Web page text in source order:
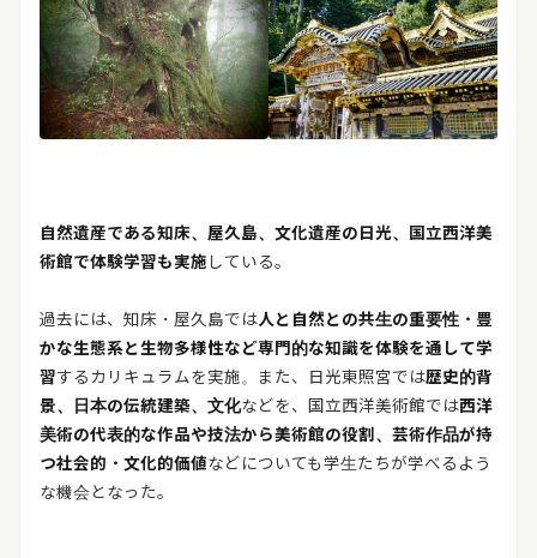
自然遺産である知床、屋久島、文化遺産の日光、国立西洋美
術館で体験学習も実施 している。
過去には、知床・屋久島では人と自然との共生の重要性・豊
かな生態系と生物多様性など専門的な知識を体験を通して学
習するカリキュラムを実施。また、日光東照宮では歴史的背
景、日本の伝統建築、文化などを、国立西洋美術館では西洋
美術の代表的な作品や技法から美術館の役割、芸術作品が持
つ社会的・文化的価値などについても学生たちが学べるよう
な機会となった。